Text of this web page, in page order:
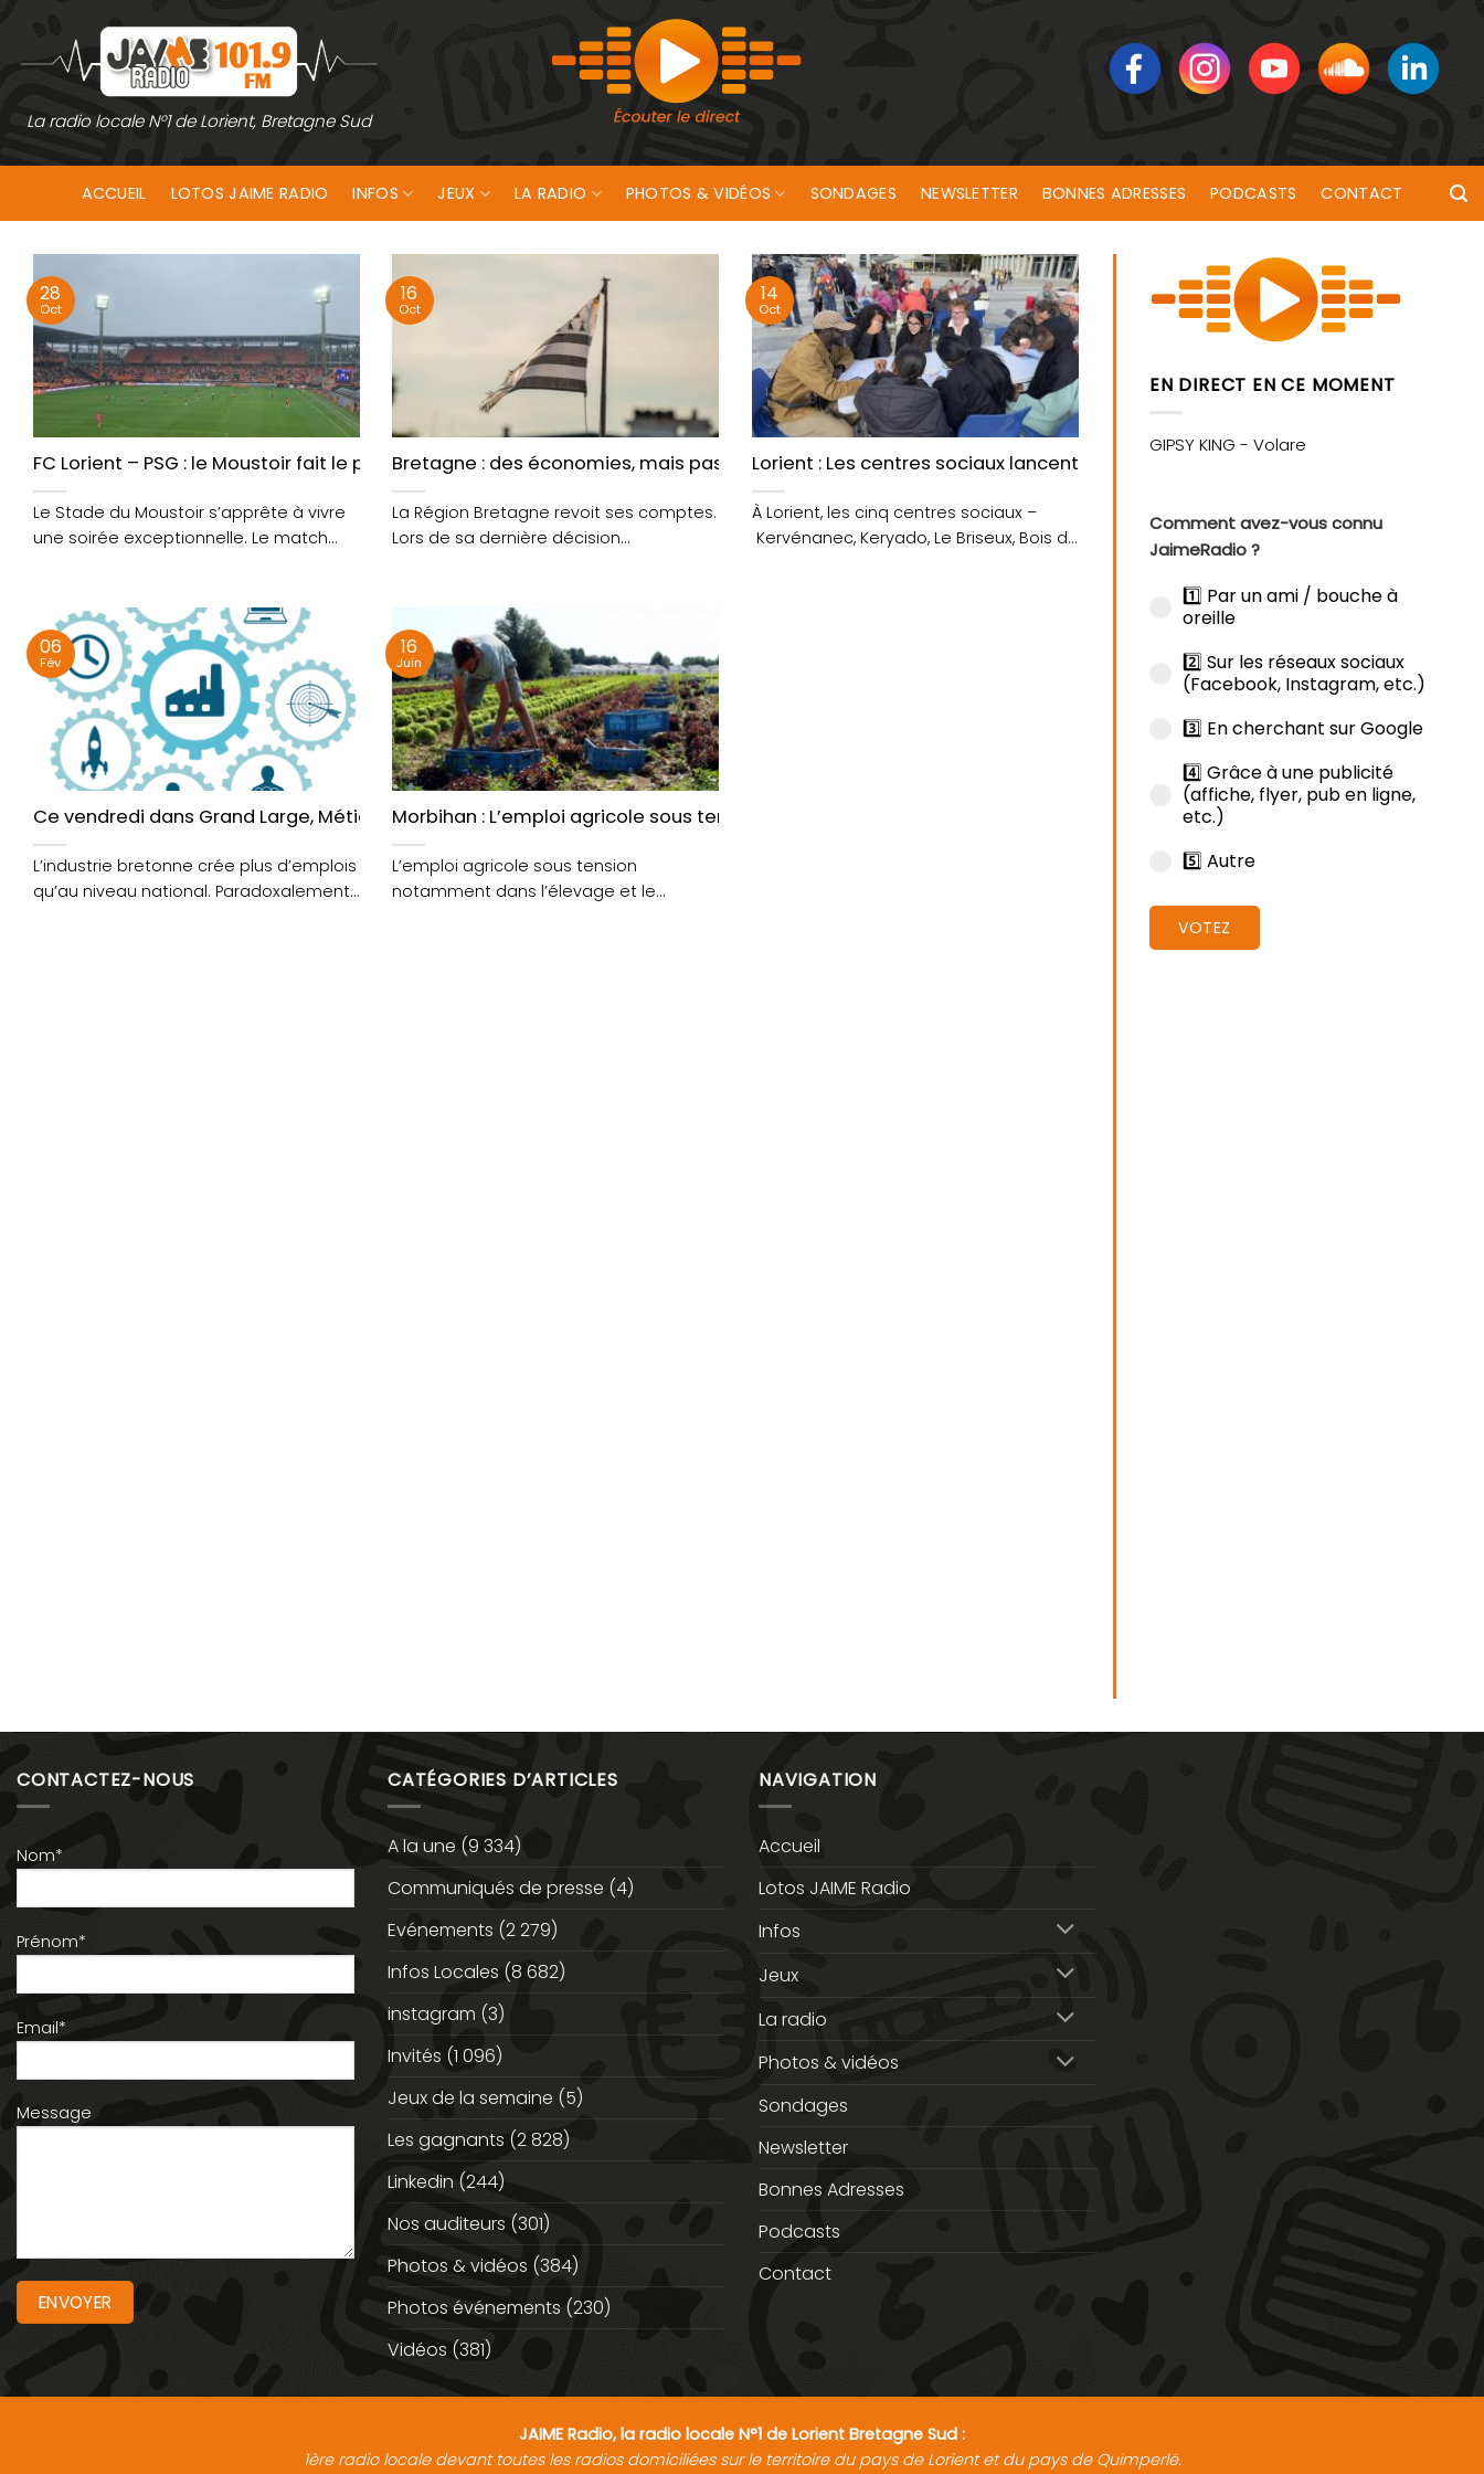
contenu
La radio locale N°1 de Lorient, Bretagne Sud
ACCUEIL LOTOS JAIME RADIO INFOS JEUX LA RADIO PHOTOS & VIDÉOS SONDAGES NEWSLETTER BONNES ADRESSES PODCASTS CONTACT
FC Lorient – PSG : le Moustoir fait le plein pour un choc attendu
Le Stade du Moustoir s’apprête à vivre
une soirée exceptionnelle. Le match
28
Oct
Bretagne : des économies, mais pas sur la culture ni le sport
La Région Bretagne revoit ses comptes.
Lors de sa dernière décision
16
Oct
Lorient : Les centres sociaux lancent un cri d’alarme
À Lorient, les cinq centres sociaux –
Kervénanec, Keryado, Le Briseux, Bois du
14
Oct
Ce vendredi dans Grand Large, Métiers en tension, quelles solutions ?
L’industrie bretonne crée plus d’emplois
qu’au niveau national. Paradoxalement,
06
Fév
Morbihan : L’emploi agricole sous tension notamment dans l’élevage et le maraîchage
L’emploi agricole sous tension
notamment dans l’élevage et le
16
Juin
EN DIRECT EN CE MOMENT
Comment avez-vous connu
JaimeRadio ?
1️⃣ Par un ami / bouche à
oreille
2️⃣ Sur les réseaux sociaux
(Facebook, Instagram, etc.)
3️⃣ En cherchant sur Google
4️⃣ Grâce à une publicité
(affiche, flyer, pub en ligne,
etc.)
5️⃣ Autre
VOTEZ
CONTACTEZ-NOUS
Nom*
Prénom*
Email*
Message
CATÉGORIES D’ARTICLES
A la une (9 334)
Communiqués de presse (4)
Evénements (2 279)
Infos Locales (8 682)
instagram (3)
Invités (1 096)
Jeux de la semaine (5)
Les gagnants (2 828)
Linkedin (244)
Nos auditeurs (301)
Photos & vidéos (384)
Photos événements (230)
Vidéos (381)
NAVIGATION
Accueil
Lotos JAIME Radio
Infos
Jeux
La radio
Photos & vidéos
Sondages
Newsletter
Bonnes Adresses
Podcasts
Contact
JAIME Radio, la radio locale N°1 de Lorient Bretagne Sud :
1ère radio locale devant toutes les radios domiciliées sur le territoire du pays de Lorient et du pays de Quimperlé.